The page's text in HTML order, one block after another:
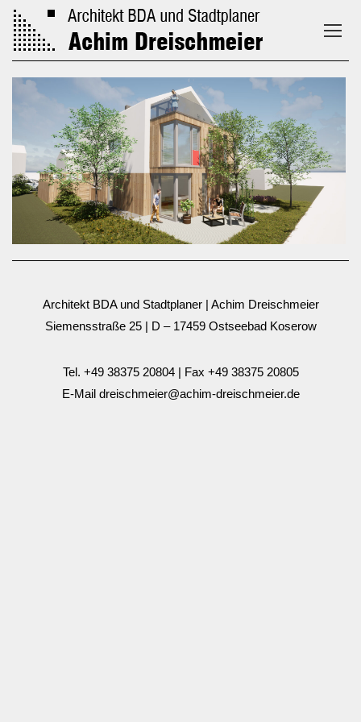
Architekt BDA und Stadtplaner | Achim Dreischmeier
Siemensstraße 25 | D – 17459 Ostseebad Koserow
Tel. +49 38375 20804| Fax +49 38375 20805
E-Mail dreischmeier@achim-dreischmeier.de